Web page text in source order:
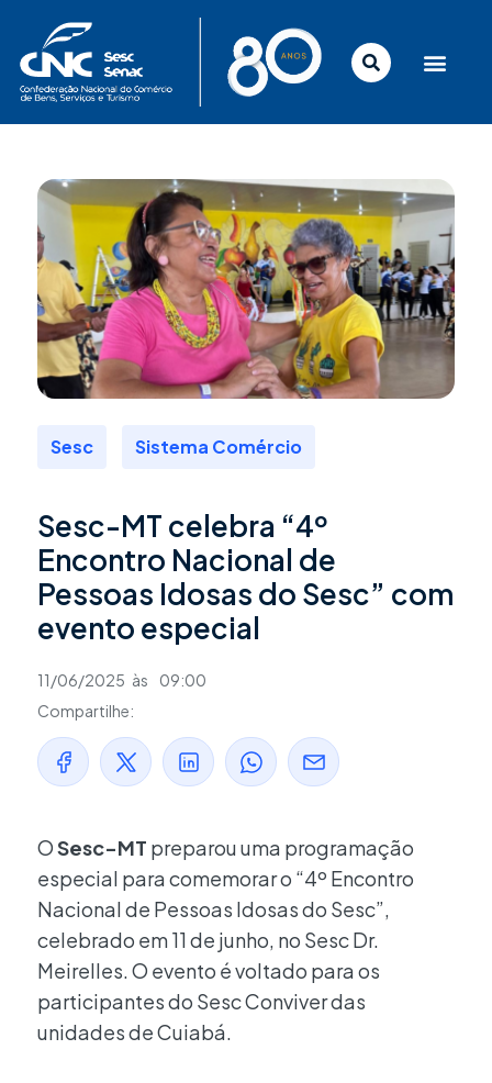
conteúdo
Sesc Sistema Comércio
Sesc-MT celebra “4º
Encontro Nacional de
Pessoas Idosas do Sesc” com
evento especial
11/06/2025 às
09:00
Compartilhe:
OSesc-MT preparou uma programação
especial para comemorar o “4º Encontro
Nacional de Pessoas Idosas do Sesc”,
celebrado em 11 de junho, no Sesc Dr.
Meirelles. O evento é voltado para os
participantes do Sesc Conviver das
unidades de Cuiabá.